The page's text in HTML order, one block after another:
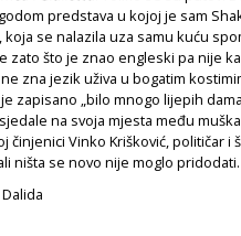
predstava u kojoj je sam
koja se nalazila uza samu kuću
zato što je znao engleski pa nije
zna jezik uživa u bogatim
zapisano „bilo mnogo lijepih
na svoja mjesta među
činjenici Vinko Krišković, političar
ništa se novo nije moglo pridodati.